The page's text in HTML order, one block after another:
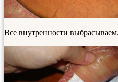
Все внутренности